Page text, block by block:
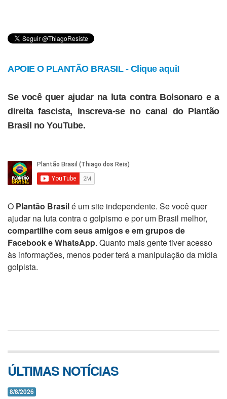
APOIE O PLANTÃO BRASIL - Clique aqui!
Se você quer ajudar na luta contra Bolsonaro e a
direita fascista, inscreva-se no canal do Plantão
Brasil no YouTube.
O Plantão Brasilé um site independente. Se você quer
ajudar na luta contra o golpismo e por um Brasil melhor,
compartilhe com seus amigos e em grupos de
Facebook e WhatsApp. Quanto mais gente tiver acesso
às informações, menos poder terá a manipulação da mídia
golpista.
ÚLTIMAS NOTÍCIAS
8/8/2026